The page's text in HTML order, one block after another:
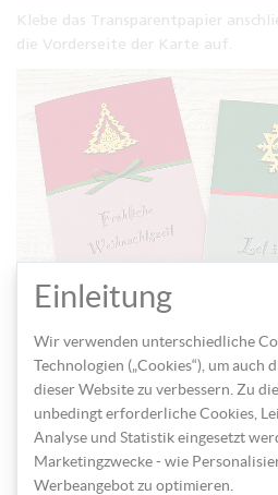
Klebe das Transparentpapier
die Vorderseite der Karte auf.
Binde nun ein schönes Satinband
bemalten Holzanhänger darüber
unterschiedliche Weihnachtskarten
Einleitung
Wir verwenden unterschiedliche
Technologien („Cookies“), um
dieser Website zu verbessern. Zu
unbedingt erforderliche Cookies,
Analyse und Statistik eingesetzt
Marketingzwecke - wie
Werbeangebot zu optimieren.